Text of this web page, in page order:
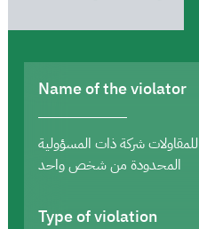
Name of the violator
شركة ذات المسؤولية
المحدودة من شخص واحد
Type of violation